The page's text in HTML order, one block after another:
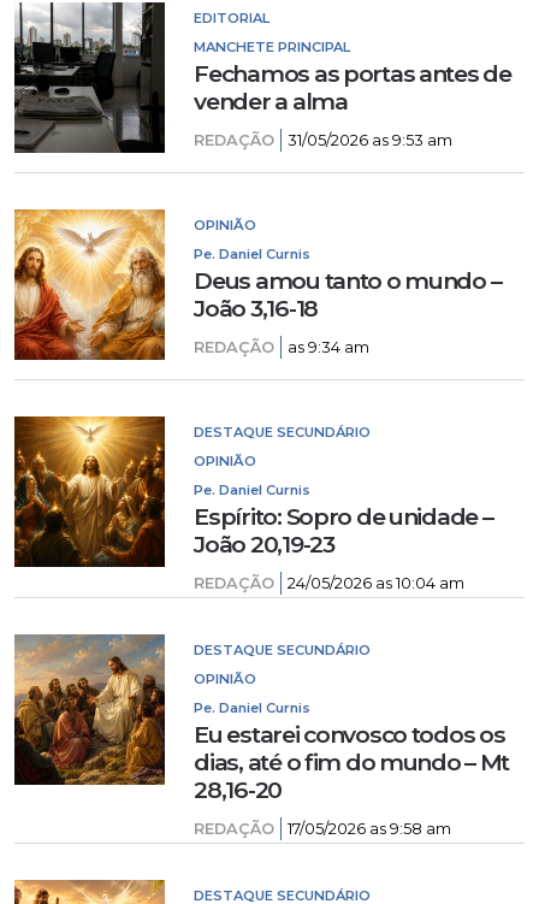
EDITORIAL
MANCHETE PRINCIPAL
Fechamos as portas antes de
vender a alma
REDAÇÃO 31/05/2026 as 9:53 am
OPINIÃO
Pe. Daniel Curnis
Deus amou tanto o mundo –
João 3,16-18
REDAÇÃO as 9:34 am
DESTAQUE SECUNDÁRIO
OPINIÃO
Pe. Daniel Curnis
Espírito: Sopro de unidade –
João 20,19-23
REDAÇÃO 24/05/2026 as 10:04 am
DESTAQUE SECUNDÁRIO
OPINIÃO
Pe. Daniel Curnis
Eu estarei convosco todos os
dias, até o fim do mundo – Mt
28,16-20
REDAÇÃO 17/05/2026 as 9:58 am
DESTAQUE SECUNDÁRIO